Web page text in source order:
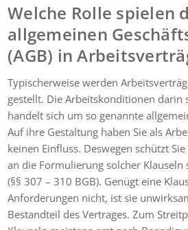
Welche Rolle spielen
allgemeinen
(AGB) in
Typischerweise werden
gestellt. Die Arbeitskonditionen
handelt sich um so genannte
Auf ihre Gestaltung haben Sie als
keinen Einfluss. Deswegen schützt
an die Formulierung solcher Klauseln
(§§ 307 – 310 BGB). Genügt eine
Anforderungen nicht, ist sie
Bestandteil des Vertrages. Zum